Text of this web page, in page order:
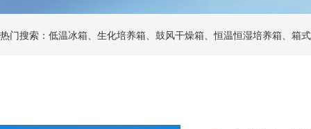
热门搜索：低温冰箱、生化培养箱、鼓风干燥箱、恒温恒湿培养箱、箱